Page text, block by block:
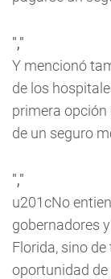
","
Y mencionó
de los
primera opción
de un seguro
","
u201cNo
gobernadores
Florida, sino
oportunidad